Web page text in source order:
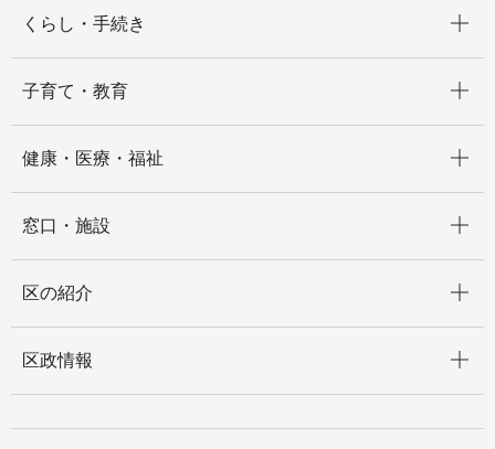
くらし・手続き
子育て・教育
健康・医療・福祉
窓口・施設
区の紹介
区政情報